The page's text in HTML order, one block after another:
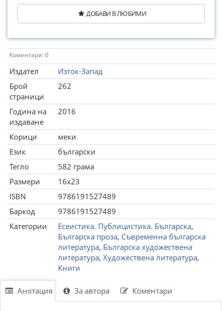
ДОБАВИ В ЛЮБИМИ
Коментари: 0
Издател
Изток-Запад
Брой
страници
262
Година на
издаване
2016
Корици
меки
Език
български
Тегло
582 грама
Размери
16x23
ISBN
9786191527489
Баркод
9786191527489
Категории
Есеистика. Публицистика. Българска,
Българска проза, Съвременна българска
литература, Българска художествена
литература, Художествена литература,
Книги
Анотация За автора Коментари